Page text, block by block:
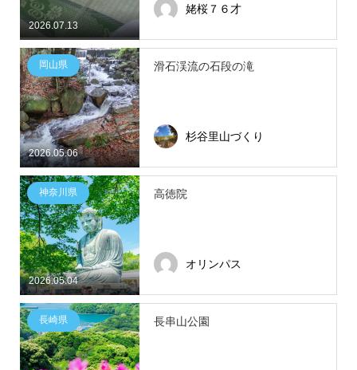
2026.07.13
姥桜７６才
2026.05.06
岡山県 滑石渓流の石段の滝
杉谷里山づくり
2026.05.04
神奈川県 高徳院
オリンパス
長崎県 長串山公園